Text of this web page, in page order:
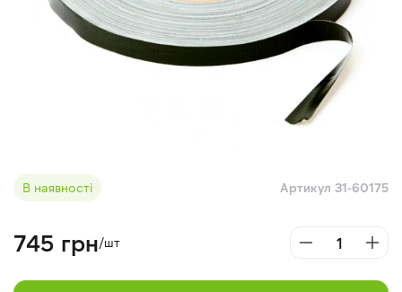
В наявності Артикул 31-60175
745 грн/шт